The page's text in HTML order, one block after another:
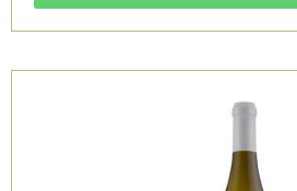
Tenuta
quantità